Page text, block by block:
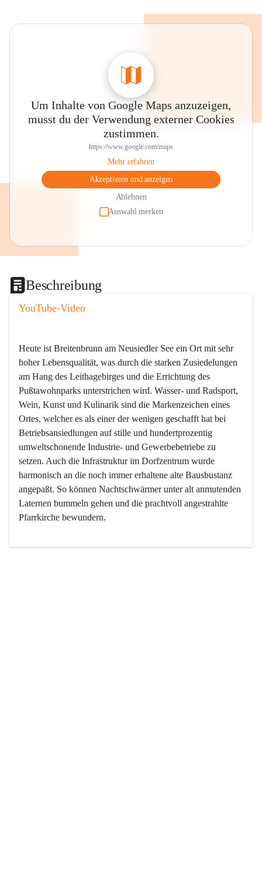
Um Inhalte von Google Maps anzuzeigen,
musst du der Verwendung externer Cookies
zustimmen.
https://www.google.com/maps
Mehr erfahren
Akzeptieren und anzeigen
Ablehnen
Auswahl merken
Beschreibung
YouTube-Video
Heute ist Breitenbrunn am Neusiedler See ein Ort mit sehr
hoher Lebensqualität, was durch die starken Zusiedelungen
am Hang des Leithagebirges und die Errichtung des
Pußtawohnparks unterstrichen wird. Wasser- und Radsport,
Wein, Kunst und Kulinarik sind die Markenzeichen eines
Ortes, welcher es als einer der wenigen geschafft hat bei
Betriebsansiedlungen auf stille und hundertprozentig
umweltschonende Industrie- und Gewerbebetriebe zu
setzen. Auch die Infrastruktur im Dorfzentrum wurde
harmonisch an die noch immer erhaltene alte Bausbustanz
angepaßt. So können Nachtschwärmer unter alt anmutenden
Laternen bummeln gehen und die prachtvoll angestrahlte
Pfarrkirche bewundern.
Der Weinbau dominert heute nicht mehr, ist aber integrativer